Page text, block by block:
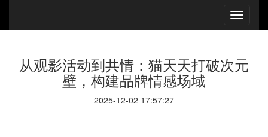
从观影活动到共情：猫天天打破次元
壁，构建品牌情感场域
2025-12-02 17:57:27